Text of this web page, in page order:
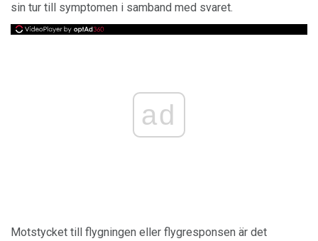
sin tur till symptomen i samband med svaret.
ad
Motstycket till flygningen eller flygresponsen är det